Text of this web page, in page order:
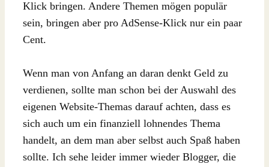
Klick bringen. Andere Themen mögen populär
sein, bringen aber pro AdSense-Klick nur ein paar
Cent.
Wenn man von Anfang an daran denkt Geld zu
verdienen, sollte man schon bei der Auswahl des
eigenen Website-Themas darauf achten, dass es
sich auch um ein finanziell lohnendes Thema
handelt, an dem man aber selbst auch Spaß haben
sollte. Ich sehe leider immer wieder Blogger, die